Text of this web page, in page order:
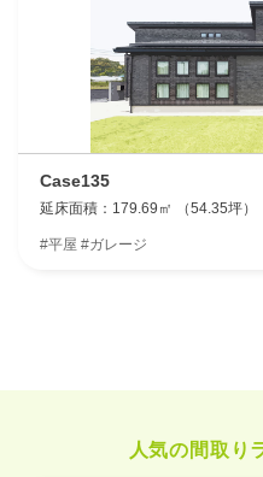
Case135
延床面積：179.69㎡ （54.35坪）
#平屋 #ガレージ
人気の間取り